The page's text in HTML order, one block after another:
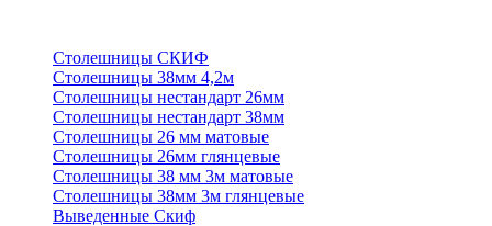
Столешницы СКИФ
Столешницы 38мм 4,2м
Столешницы нестандарт 26мм
Столешницы нестандарт 38мм
Столешницы 26 мм матовые
Столешницы 26мм глянцевые
Столешницы 38 мм 3м матовые
Столешницы 38мм 3м глянцевые
Выведенные Скиф